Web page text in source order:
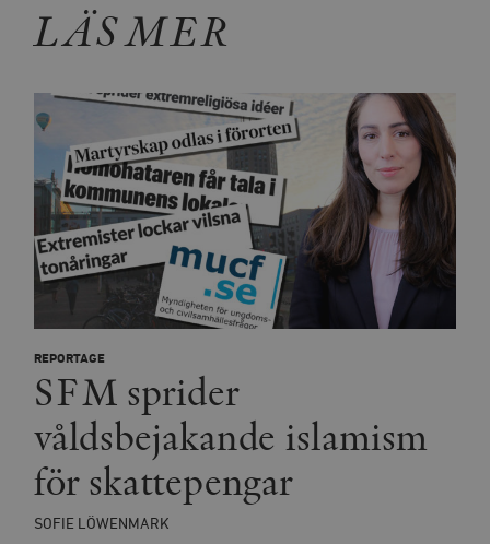
LÄS MER
REPORTAGE
SFM sprider
våldsbejakande islamism
för skattepengar
SOFIE LÖWENMARK